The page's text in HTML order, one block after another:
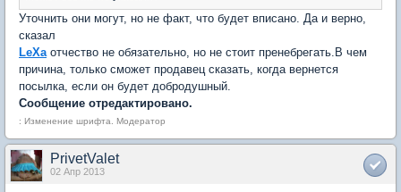
Уточнить они могут, но не факт, что будет вписано. Да и верно,
сказал
LeXaотчество не обязательно, но не стоит пренебрегать.В чем
причина, только сможет продавец сказать, когда вернется
посылка, если он будет добродушный.
Сообщение отредактировано.
: Изменение шрифта. Модератор
PrivetValet
02 Апр 2013